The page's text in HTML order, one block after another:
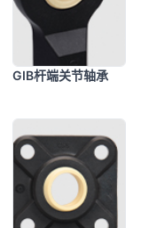
GIB杆端关节轴承